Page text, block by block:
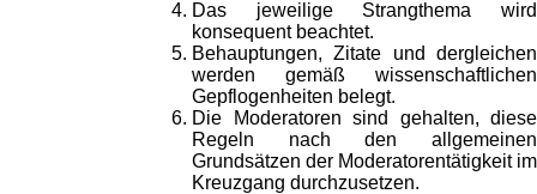
Das jeweilige Strangthema wird
konsequent beachtet.
Behauptungen, Zitate und dergleichen
werden gemäß wissenschaftlichen
Gepflogenheiten belegt.
Die Moderatoren sind gehalten, diese
Regeln nach den allgemeinen
Grundsätzen der Moderatorentätigkeit im
Kreuzgang durchzusetzen.